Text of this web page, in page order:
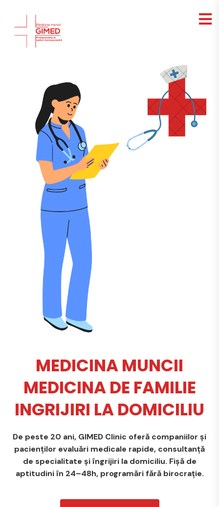
MEDICINA MUNCII
MEDICINA DE FAMILIE
INGRIJIRI LA DOMICILIU
De peste 20 ani, GIMED Clinic oferă companiilor și
pacienților evaluări medicale rapide, consultanță
de specialitate și îngrijiri la domiciliu. Fișă de
aptitudini în 24–48h, programări fără birocrație.